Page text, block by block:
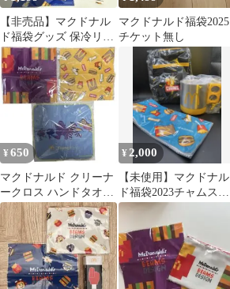
【非売品】マクドナル
ド福袋グッズ 保冷リュ
ック ポーチ クリーナー
クロスのセット
マクドナルド福袋2025
チケット無し
¥ 650
マクドナルド クリーナ
ークロス ハンドタオル
セット
¥ 2,000
【未使用】マクドナル
ド福袋2023チャムスコ
ラボ マグカップ、バッ
グ、クロス